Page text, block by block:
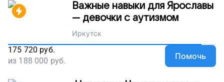
Важные навыки для Ярославы
— девочки с аутизмом
Иркутск
175 720 руб.
из 188 000 руб. Помочь